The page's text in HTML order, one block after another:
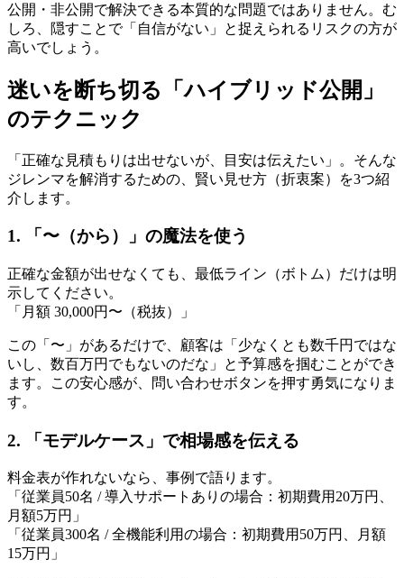
公開・非公開で解決できる本質的な問題ではありません。む
しろ、隠すことで「自信がない」と捉えられるリスクの方が
高いでしょう。
迷いを断ち切る「ハイブリッド公開」
のテクニック
「正確な見積もりは出せないが、目安は伝えたい」。そんな
ジレンマを解消するための、賢い見せ方（折衷案）を3つ紹
介します。
1. 「〜（から）」の魔法を使う
正確な金額が出せなくても、最低ライン（ボトム）だけは明
示してください。
「月額 30,000円〜（税抜）」
この「〜」があるだけで、顧客は「少なくとも数千円ではな
いし、数百万円でもないのだな」と予算感を掴むことができ
ます。この安心感が、問い合わせボタンを押す勇気になりま
す。
2. 「モデルケース」で相場感を伝える
料金表が作れないなら、事例で語ります。
「従業員50名 / 導入サポートありの場合：初期費用20万円、
月額5万円」
「従業員300名 / 全機能利用の場合：初期費用50万円、月額
15万円」